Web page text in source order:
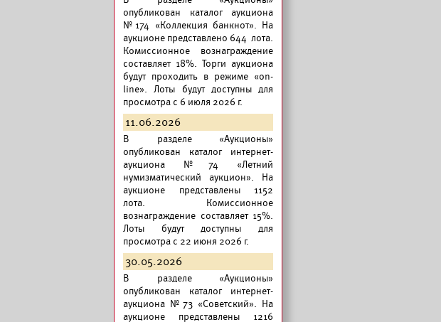
опубликован каталог аукциона
№174 «Коллекция банкнот». На
аукционе представлено 644 лота.
Комиссионное вознаграждение
составляет 18%. Торги аукциона
будут проходить в режиме «on-
line». Лоты будут доступны для
просмотра с 6 июля 2026 г.
11.06.2026
В разделе «Аукционы»
опубликован каталог интернет-
аукциона №74 «Летний
нумизматический аукцион». На
аукционе представлены 1152
лота. Комиссионное
вознаграждение составляет 15%.
Лоты будут доступны для
просмотра с 22 июня 2026 г.
30.05.2026
В разделе «Аукционы»
опубликован каталог интернет-
аукциона №73 «Советский». На
аукционе представлены 1216